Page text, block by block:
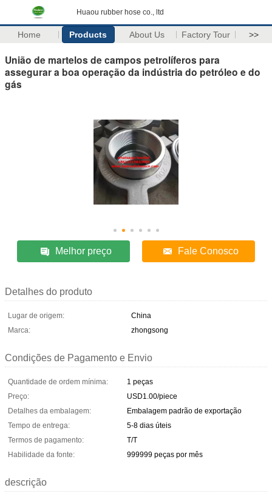
Huaou rubber hose co., ltd
Home Products About Us Factory Tour >>
União de martelos de campos petrolíferos para
assegurar a boa operação da indústria do petróleo e do
gás
Melhor preço Fale Conosco
Detalhes do produto
Lugar de origem:
China
Marca:
zhongsong
Condições de Pagamento e Envio
Quantidade de ordem mínima:
1 peças
Preço:
USD1.00/piece
Detalhes da embalagem:
Embalagem padrão de exportação
Tempo de entrega:
5-8 dias úteis
Termos de pagamento:
T/T
Habilidade da fonte:
999999 peças por mês
descrição